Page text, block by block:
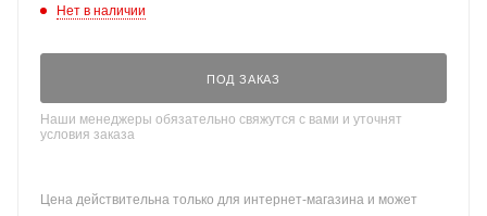
Нет в наличии
ПОД ЗАКАЗ
Наши менеджеры обязательно свяжутся с вами и уточнят
условия заказа
Цена действительна только для интернет-магазина и может